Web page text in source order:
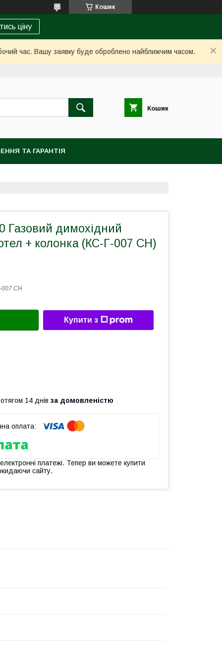
Кошик
ціну
час. Вашу заявку буде оброблено найближчим часом.
Кошик
ТА ГАРАНТІЯ
димохідний
+ колонка (КС-Г-007 СН)
007 СН
Купити з
14 днів за домовленістю
платежі. Тепер ви можете купити
сайту.